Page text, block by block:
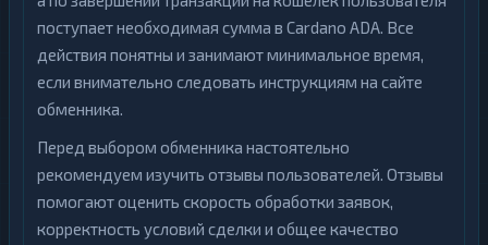
поступает необходимая сумма в Cardano ADA. Все
действия понятны и занимают минимальное время,
если внимательно следовать инструкциям на сайте
обменника.
Перед выбором обменника настоятельно
рекомендуем изучить отзывы пользователей. Отзывы
помогают оценить скорость обработки заявок,
корректность условий сделки и общее качество